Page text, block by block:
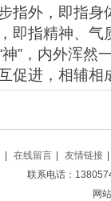
指外，即指身
即指精神、气
神”，内外浑然
促进，相辅相
在线留言 友情链接
联系电话：
网